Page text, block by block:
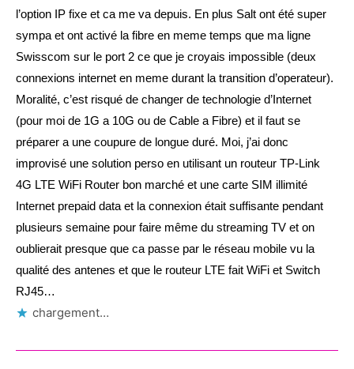
l’option IP fixe et ca me va depuis. En plus Salt ont été super
sympa et ont activé la fibre en meme temps que ma ligne
Swisscom sur le port 2 ce que je croyais impossible (deux
connexions internet en meme durant la transition d’operateur).
Moralité, c’est risqué de changer de technologie d’Internet
(pour moi de 1G a 10G ou de Cable a Fibre) et il faut se
préparer a une coupure de longue duré. Moi, j’ai donc
improvisé une solution perso en utilisant un routeur TP-Link
4G LTE WiFi Router bon marché et une carte SIM illimité
Internet prepaid data et la connexion était suffisante pendant
plusieurs semaine pour faire même du streaming TV et on
oublierait presque que ca passe par le réseau mobile vu la
qualité des antenes et que le routeur LTE fait WiFi et Switch
RJ45…
chargement…